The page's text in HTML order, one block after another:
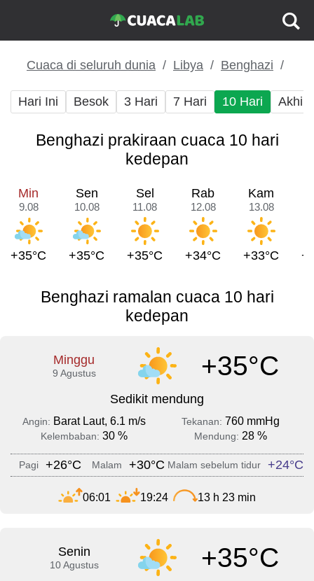
Cuaca di seluruh dunia Libya Benghazi
Hari Ini Besok 3 Hari 7 Hari 10 Hari Akhir
Benghazi prakiraan cuaca 10 hari
kedepan
Min
9.08
+35°C
Sen
10.08
+35°C
Sel
11.08
+35°C
Rab
12.08
+34°C
Kam
13.08
+33°C
Benghazi ramalan cuaca 10 hari
kedepan
Minggu
9 Agustus +35°C
Sedikit mendung
Angin: Barat Laut, 6.1 m/s Tekanan: 760 mmHg
Kelembaban: 30 % Mendung: 28 %
Pagi +26°C Malam +30°C Malam sebelum tidur +24°C
06:01 19:24 13 h 23 min
Senin
10 Agustus +35°C